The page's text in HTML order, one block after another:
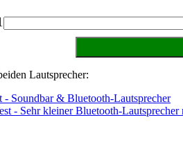
Lautsprecher:
Soundbar & Bluetooth-Lautsprecher
- Sehr kleiner Bluetooth-Lautsprecher